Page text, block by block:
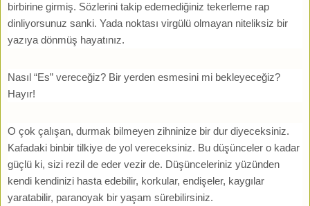
birbirine girmiş. Sözlerini takip edemediğiniz tekerleme rap
dinliyorsunuz sanki. Yada noktası virgülü olmayan niteliksiz bir
yazıya dönmüş hayatınız.
Nasıl “Es” vereceğiz? Bir yerden esmesini mi bekleyeceğiz?
Hayır!
O çok çalışan, durmak bilmeyen zihninize bir dur diyeceksiniz.
Kafadaki binbir tilkiye de yol vereceksiniz. Bu düşünceler o kadar
güçlü ki, sizi rezil de eder vezir de. Düşünceleriniz yüzünden
kendi kendinizi hasta edebilir, korkular, endişeler, kaygılar
yaratabilir, paranoyak bir yaşam sürebilirsiniz.